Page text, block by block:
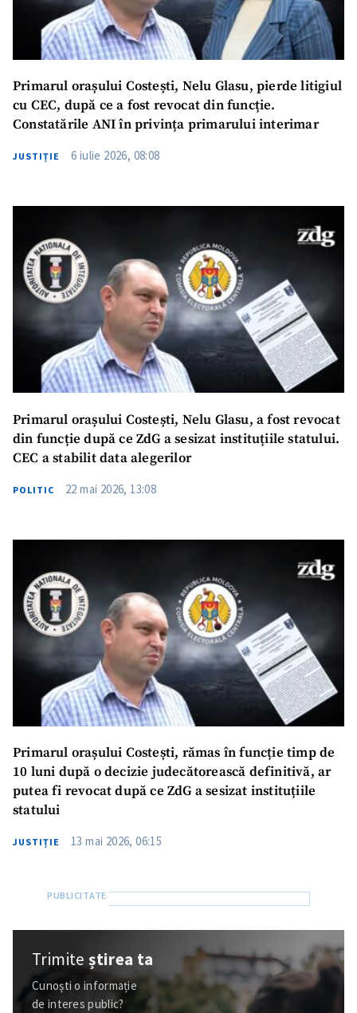
Primarul orașului Costești, Nelu Glasu, pierde litigiul
cu CEC, după ce a fost revocat din funcție.
Constatările ANI în privința primarului interimar
JUSTIȚIE 6 iulie 2026, 08:08
Primarul orașului Costești, Nelu Glasu, a fost revocat
din funcție după ce ZdG a sesizat instituțiile statului.
CEC a stabilit data alegerilor
POLITIC 22 mai 2026, 13:08
Primarul orașului Costești, rămas în funcție timp de
10 luni după o decizie judecătorească definitivă, ar
putea fi revocat după ce ZdG a sesizat instituțiile
statului
JUSTIȚIE 13 mai 2026, 06:15
Trimiteștirea ta
Cunoști o informație
de interes public?